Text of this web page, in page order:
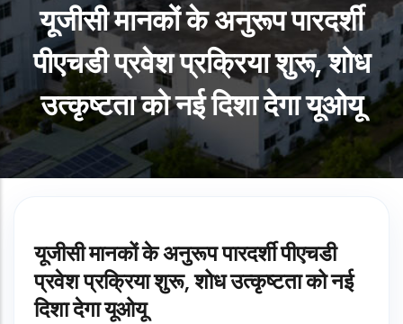
यूजीसी मानकों के अनुरूप पारदर्शी
पीएचडी प्रवेश प्रक्रिया शुरू, शोध
उत्कृष्टता को नई दिशा देगा यूओयू
यूजीसी मानकों के अनुरूप पारदर्शी पीएचडी
प्रवेश प्रक्रिया शुरू, शोध उत्कृष्टता को नई
दिशा देगा यूओयू